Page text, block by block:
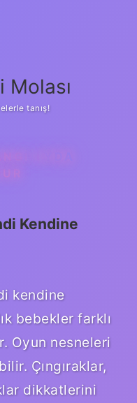
Molası
tanış!
AYDA
Kendine
kendine
bebekler farklı
Oyun nesneleri
Çıngıraklar,
dikkatlerini